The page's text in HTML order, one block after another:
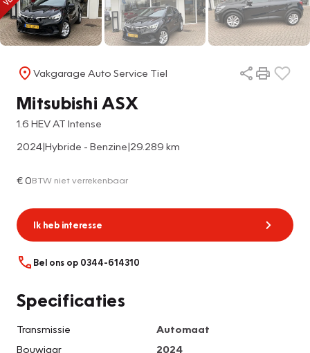
Vakgarage Auto Service Tiel
Mitsubishi ASX
1.6 HEV AT Intense
2024|Hybride - Benzine|29.289 km
€ 0BTW niet verrekenbaar
Ik heb interesse
Bel ons op 0344-614310
Specificaties
Transmissie
Automaat
Bouwjaar
2024